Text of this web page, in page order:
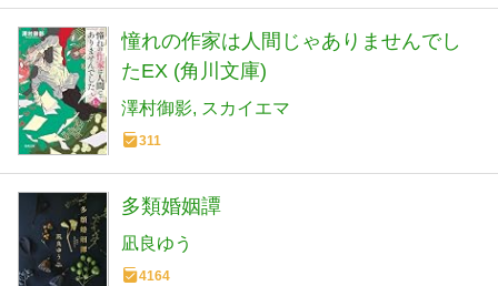
憧れの作家は人間じゃありませんでし
たEX (角川文庫)
澤村御影 スカイエマ
311
多類婚姻譚
凪良ゆう
4164